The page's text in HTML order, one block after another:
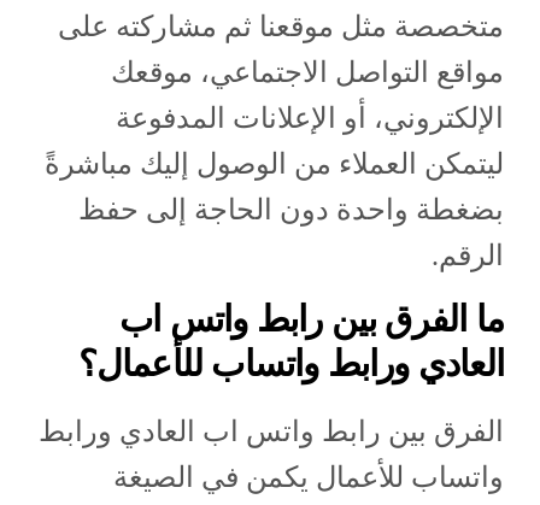
متخصصة مثل موقعنا ثم مشاركته على
مواقع التواصل الاجتماعي، موقعك
الإلكتروني، أو الإعلانات المدفوعة
ليتمكن العملاء من الوصول إليك مباشرةً
بضغطة واحدة دون الحاجة إلى حفظ
الرقم.
ما الفرق بين رابط واتس اب
العادي ورابط واتساب للأعمال؟
الفرق بين رابط واتس اب العادي ورابط
واتساب للأعمال يكمن في الصيغة